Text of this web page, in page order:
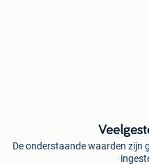
De onderstaande waarden zijn